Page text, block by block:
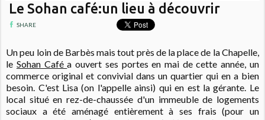
Le Sohan café:un lieu à découvrir
SHARE
Un peu loin de Barbès mais tout près de la place de la Chapelle,
le Sohan Caféa ouvert ses portes en mai de cette année, un
commerce original et convivial dans un quartier qui en a bien
besoin. C'est Lisa (on l'appelle ainsi) qui en est la gérante. Le
local situé en rez-de-chaussée d'un immeuble de logements
sociaux a été aménagé entièrement à ses frais (pour un